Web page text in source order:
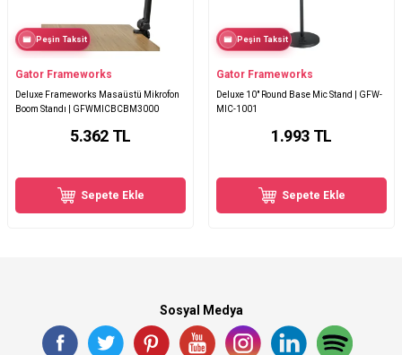
Peşin Taksit
Gator Frameworks
Deluxe Frameworks Masaüstü Mikrofon
Boom Standı | GFWMICBCBM3000
5.362 TL
Sepete Ekle
Peşin Taksit
Gator Frameworks
Deluxe 10" Round Base Mic Stand | GFW-
MIC-1001
1.993 TL
Sepete Ekle
Sosyal Medya